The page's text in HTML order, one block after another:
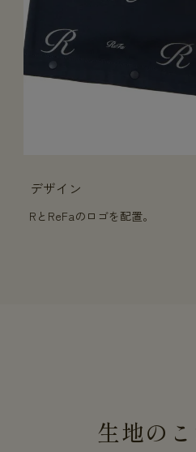
デザイン
RとReFaのロゴを配置。
生地の